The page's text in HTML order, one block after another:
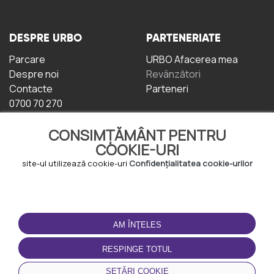
CONSIMȚĂMÂNT PENTRU
COOKIE-URI
site-ul utilizează cookie-uri Confidențialitatea cookie-urilor
AM ÎNŢELES
RESPINGE TOTUL
SETĂRI COOKIE
DESPRE URBO
Parcare
Despre noi
Contacte
0700 70 270
PARTENERIATE
URBO Afacerea mea
Revânzători
Parteneri
TERMENI DE UTILIZARE
Termeni și condiții
Politica de
Confidențialitate
Politica de cookie-uri
DESCĂRCAȚI
APLICAȚIA